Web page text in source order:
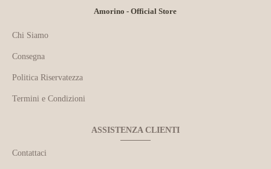
Amorino - Official Store
Chi Siamo
Consegna
Politica Riservatezza
Termini e Condizioni
ASSISTENZA CLIENTI
Contattaci